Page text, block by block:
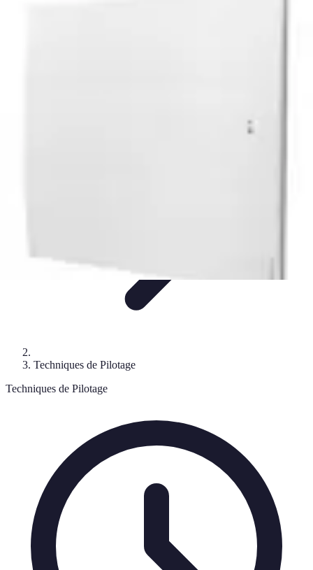
Techniques de Pilotage
Techniques de Pilotage